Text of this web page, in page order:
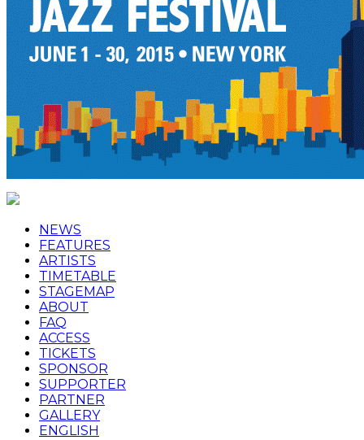
NEWS
FEATURES
ARTISTS
TIMETABLE
STAGEMAP
ABOUT
FAQ
ACCESS
TICKETS
SPONSOR
SUPPORTER
PARTNER
GALLERY
ENGLISH